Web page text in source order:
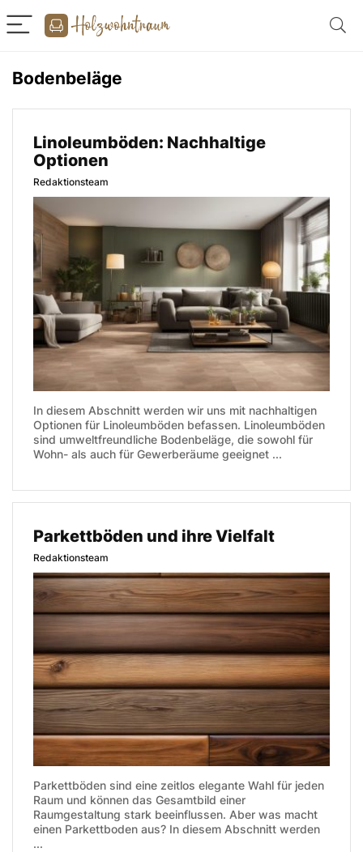
Bodenbeläge
Linoleumböden: Nachhaltige
Optionen
Redaktionsteam
In diesem Abschnitt werden wir uns mit nachhaltigen
Optionen für Linoleumböden befassen. Linoleumböden
sind umweltfreundliche Bodenbeläge, die sowohl für
Wohn- als auch für Gewerberäume geeignet ...
Parkettböden und ihre Vielfalt
Redaktionsteam
Parkettböden sind eine zeitlos elegante Wahl für jeden
Raum und können das Gesamtbild einer
Raumgestaltung stark beeinflussen. Aber was macht
einen Parkettboden aus? In diesem Abschnitt werden
...